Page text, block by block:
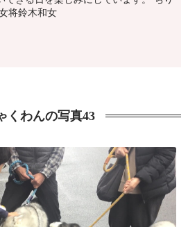
将鈴木和女
くわんの写真43